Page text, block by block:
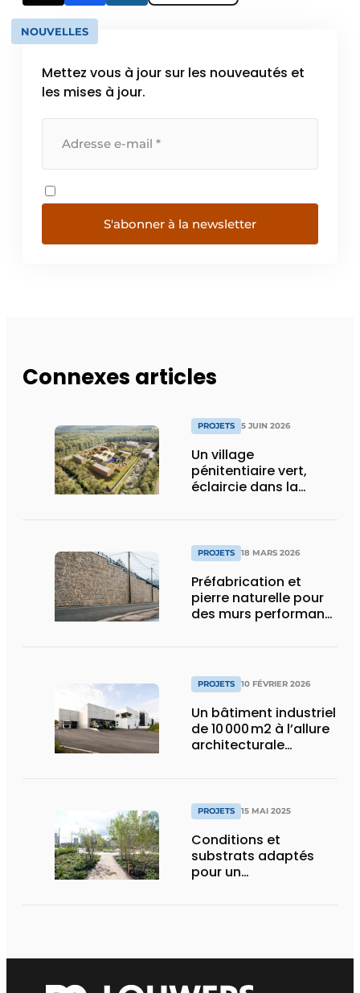
NOUVELLES
Mettez vous à jour sur les nouveautés et
les mises à jour.
S'abonner à la newsletter
Connexes articles
PROJETS 5 JUIN 2026
Un village
pénitentiaire vert,
éclaircie dans la
PROJETS 18 MARS 2026
Préfabrication et
pierre naturelle pour
des murs performants
PROJETS 10 FÉVRIER 2026
Un bâtiment industriel
de 10 000 m2 à l’allure
architecturale
PROJETS 15 MAI 2025
Conditions et
substrats adaptés
pour un